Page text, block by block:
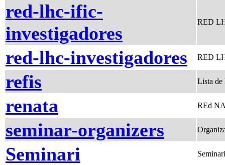
red-lhc-ific-
investigadores
RED
red-lhc-investigadores RED
refis Lista de
renata REd
seminar-organizers
Seminari